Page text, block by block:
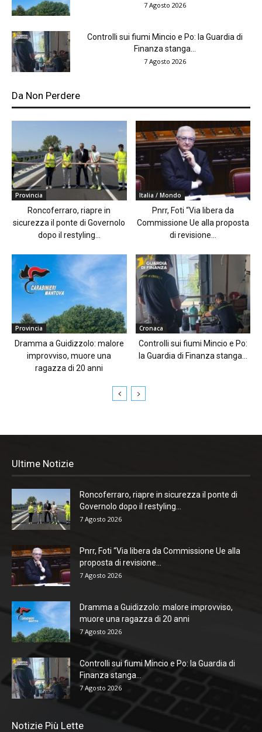
7 Agosto 2026
Controlli sui fiumi Mincio e Po: la Guardia di
Finanza stanga...
7 Agosto 2026
Da Non Perdere
Provincia
Roncoferraro, riapre in
sicurezza il ponte di Governolo
dopo il restyling...
Italia / Mondo
Pnrr, Foti “Via libera da
Commissione Ue alla proposta
di revisione...
Provincia
Dramma a Guidizzolo: malore
improvviso, muore una
ragazza di 20 anni
Cronaca
Controlli sui fiumi Mincio e Po:
la Guardia di Finanza stanga...
Ultime Notizie
Roncoferraro, riapre in sicurezza il ponte di
Governolo dopo il restyling...
7 Agosto 2026
Pnrr, Foti “Via libera da Commissione Ue alla
proposta di revisione...
7 Agosto 2026
Dramma a Guidizzolo: malore improvviso,
muore una ragazza di 20 anni
7 Agosto 2026
Controlli sui fiumi Mincio e Po: la Guardia di
Finanza stanga...
7 Agosto 2026
Notizie Più Lette